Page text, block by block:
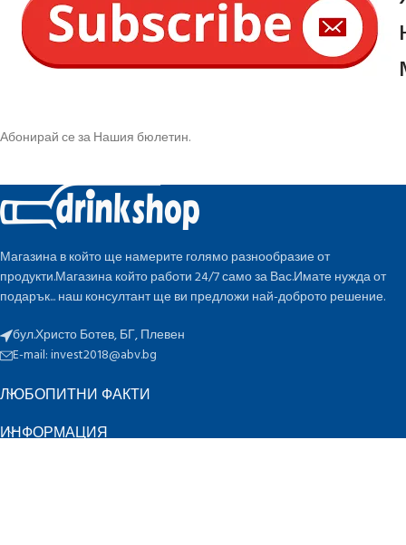
Абонирай се за Нашия бюлетин.
Магазина в който ще намерите голямо разнообразие от
продукти.Магазина който работи 24/7 само за Вас.Имате нужда от
подарък... наш консултант ще ви предложи най-доброто решение.
бул.Христо Ботев, БГ, Плевен
E-mail:invest2018@abv.bg
ЛЮБОПИТНИ ФАКТИ
ИНФОРМАЦИЯ